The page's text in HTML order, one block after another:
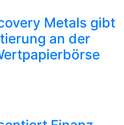
Metals gibt
an der